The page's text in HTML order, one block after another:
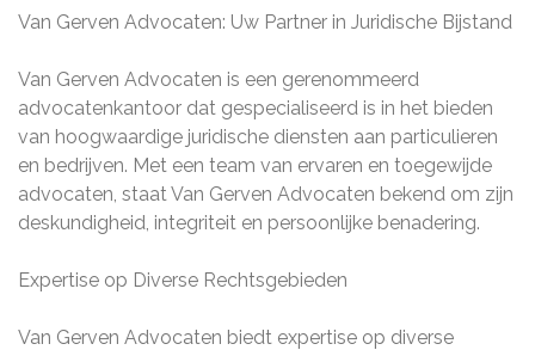
Van Gerven Advocaten: Uw Partner in Juridische Bijstand
Van Gerven Advocaten is een gerenommeerd
advocatenkantoor dat gespecialiseerd is in het bieden
van hoogwaardige juridische diensten aan particulieren
en bedrijven. Met een team van ervaren en toegewijde
advocaten, staat Van Gerven Advocaten bekend om zijn
deskundigheid, integriteit en persoonlijke benadering.
Expertise op Diverse Rechtsgebieden
Van Gerven Advocaten biedt expertise op diverse